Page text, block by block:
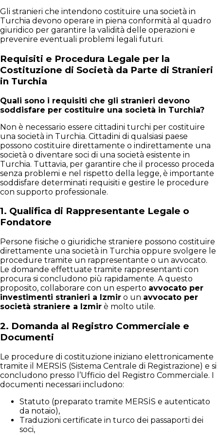
Gli stranieri che intendono costituire una società in
Turchia devono operare in piena conformità al quadro
giuridico per garantire la validità delle operazioni e
prevenire eventuali problemi legali futuri.
Requisiti e Procedura Legale per la
Costituzione di Società da Parte di Stranieri
in Turchia
Quali sono i requisiti che gli stranieri devono
soddisfare per costituire una società in Turchia?
Non è necessario essere cittadini turchi per costituire
una società in Turchia. Cittadini di qualsiasi paese
possono costituire direttamente o indirettamente una
società o diventare soci di una società esistente in
Turchia. Tuttavia, per garantire che il processo proceda
senza problemi e nel rispetto della legge, è importante
soddisfare determinati requisiti e gestire le procedure
con supporto professionale.
1. Qualifica di Rappresentante Legale o
Fondatore
Persone fisiche o giuridiche straniere possono costituire
direttamente una società in Turchia oppure svolgere le
procedure tramite un rappresentante o un avvocato.
Le domande effettuate tramite rappresentanti con
procura si concludono più rapidamente. A questo
proposito, collaborare con un esperto avvocato per
investimenti stranieri a Izmir o un avvocato per
società straniere a Izmir è molto utile.
2. Domanda al Registro Commerciale e
Documenti
Le procedure di costituzione iniziano elettronicamente
tramite il MERSİS (Sistema Centrale di Registrazione) e si
concludono presso l’Ufficio del Registro Commerciale. I
documenti necessari includono:
Statuto (preparato tramite MERSİS e autenticato
da notaio),
Traduzioni certificate in turco dei passaporti dei
soci,